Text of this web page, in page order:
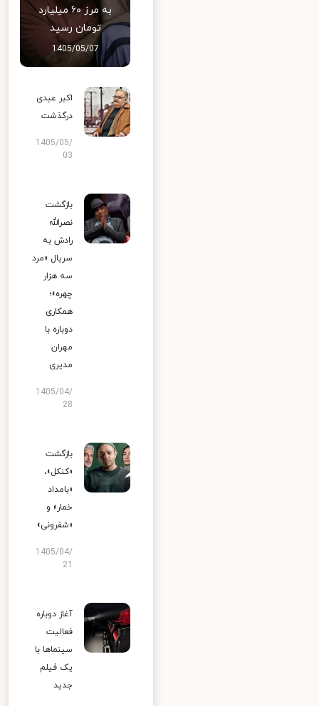
به مرز ۶۰ میلیارد
تومان رسید
1405/05/07
اکبر عبدی
درگذشت
1405/05/
03
بازگشت
نصرالله
رادش به
سریال «مرد
سه هزار
چهره»؛
همکاری
دوباره با
مهران
مدیری
1405/04/
28
بازگشت
«کنکل»،
«بامداد
خمار» و
«شفرونی»
1405/04/
آغاز دوباره
فعالیت
سینماها با
یک فیلم
جدید